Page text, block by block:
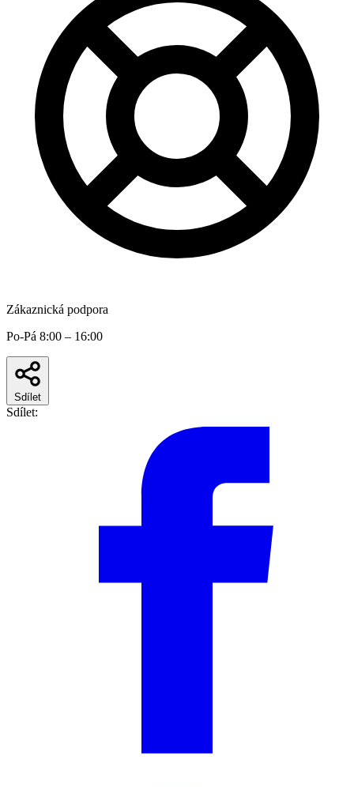
Zákaznická podpora
Po-Pá 8:00 – 16:00
Sdílet
Sdílet: